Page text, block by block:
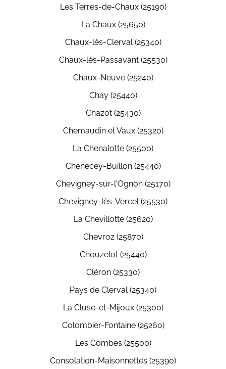
Les Terres-de-Chaux (25190)
La Chaux (25650)
Chaux-lès-Clerval (25340)
Chaux-lès-Passavant (25530)
Chaux-Neuve (25240)
Chay (25440)
Chazot (25430)
Chemaudin et Vaux (25320)
La Chenalotte (25500)
Chenecey-Buillon (25440)
Chevigney-sur-l'Ognon (25170)
Chevigney-lès-Vercel (25530)
La Chevillotte (25620)
Chevroz (25870)
Chouzelot (25440)
Cléron (25330)
Pays de Clerval (25340)
La Cluse-et-Mijoux (25300)
Colombier-Fontaine (25260)
Les Combes (25500)
Consolation-Maisonnettes (25390)